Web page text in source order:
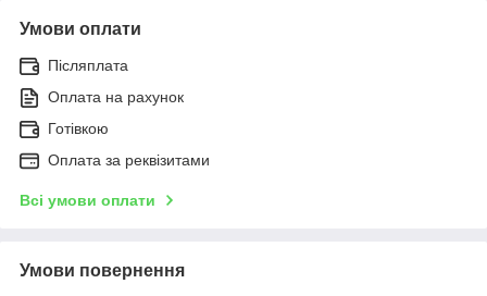
Умови оплати
Післяплата
Оплата на рахунок
Готівкою
Оплата за реквізитами
Всі умови оплати
Умови повернення